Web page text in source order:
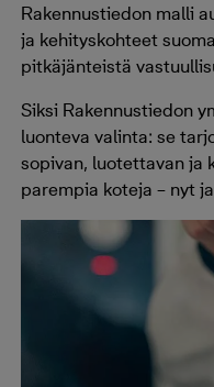
Rakennustiedon malli
ja kehityskohteet
pitkäjänteistä
Siksi Rakennustiedon
luonteva valinta: se
sopivan, luotettavan ja
parempia koteja – nyt